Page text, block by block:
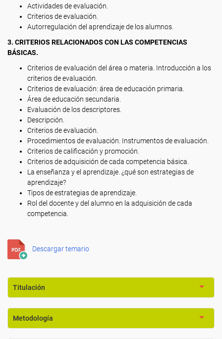
Actividades de evaluación.
Criterios de evaluación.
Autorregulación del aprendizaje de los alumnos.
3. CRITERIOS RELACIONADOS CON LAS COMPETENCIAS
BÁSICAS.
Criterios de evaluación del área o materia. Introducción a los
criterios de evaluación.
Criterios de evaluación: área de educación primaria.
Área de educación secundaria.
Evaluación de los descriptores.
Descripción.
Criterios de evaluación.
Procedimientos de evaluación. Instrumentos de evaluación.
Criterios de calificación y promoción.
Criterios de adquisición de cada competencia básica.
La enseñanza y el aprendizaje. ¿qué son estrategias de
aprendizaje?
Tipos de estrategias de aprendizaje.
Rol del docente y del alumno en la adquisición de cada
competencia.
Descargar temario
Titulación
Metodología